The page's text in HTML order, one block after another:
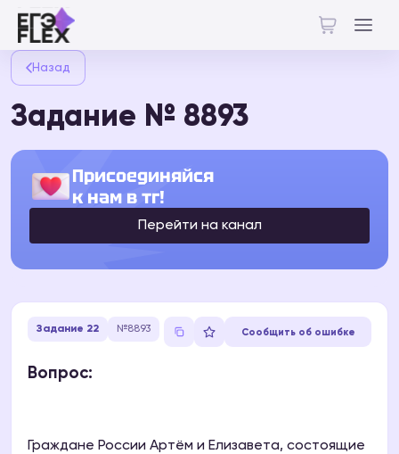
Назад
Задание № 8893
Присоединяйся
к нам в тг!
Перейти на канал
Задание 22 №8893 Сообщить об ошибке
Вопрос:
Граждане России Артём и Елизавета, состоящие